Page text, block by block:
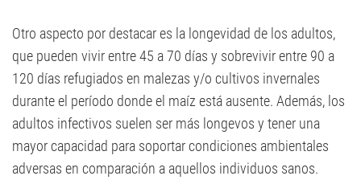
Otro aspecto por destacar es la longevidad de los adultos,
que pueden vivir entre 45 a 70 días y sobrevivir entre 90 a
120 días refugiados en malezas y/o cultivos invernales
durante el período donde el maíz está ausente. Además, los
adultos infectivos suelen ser más longevos y tener una
mayor capacidad para soportar condiciones ambientales
adversas en comparación a aquellos individuos sanos.